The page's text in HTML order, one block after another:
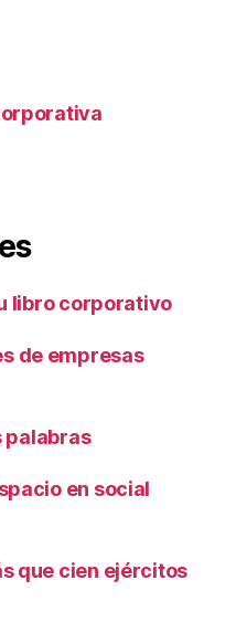
libro corporativo
de empresas
palabras
en social
que cien ejércitos